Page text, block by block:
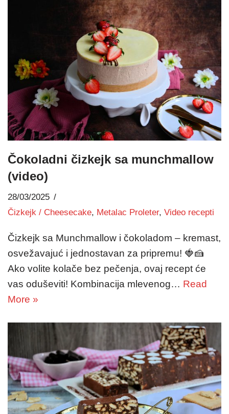
Čokoladni čizkejk sa munchmallow
(video)
28/03/2025
Čizkejk / Cheesecake, Metalac Proleter, Video recepti
Čizkejk sa Munchmallow i čokoladom – kremast,
osvežavajuć i jednostavan za pripremu! 🍓🍰
Ako volite kolače bez pečenja, ovaj recept će
vas oduševiti! Kombinacija mlevenog… Read
More »